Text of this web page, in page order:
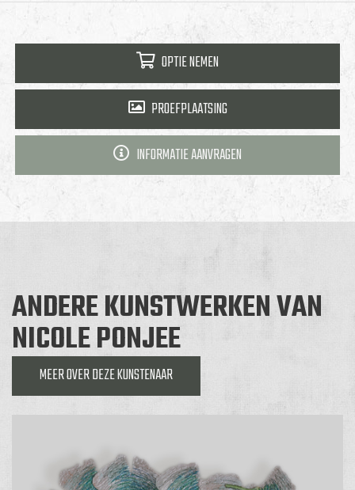
OPTIE NEMEN
PROEFPLAATSING
INFORMATIE AANVRAGEN
ANDERE KUNSTWERKEN VAN
NICOLE PONJEE
MEER OVER DEZE KUNSTENAAR